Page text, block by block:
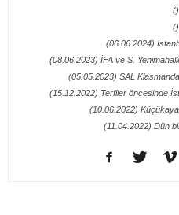
()
()
(06.06.2024)
(08.06.2023) İFA ve S.
(05.05.2023) SAL
(15.12.2022) Terfiler öncesinde
(10.06.2022)
(11.04.2022) Dün